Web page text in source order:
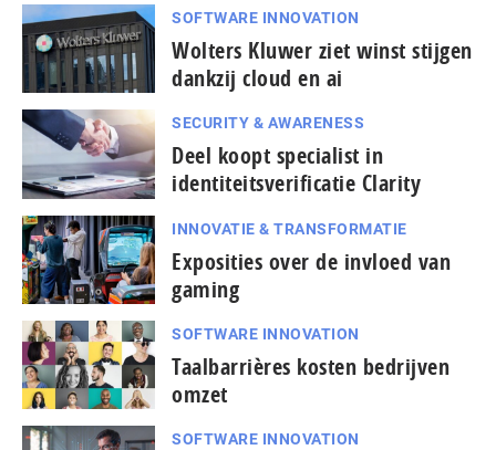
SOFTWARE INNOVATION
Wolters Kluwer ziet winst stijgen
dankzij cloud en ai
SECURITY & AWARENESS
Deel koopt specialist in
identiteitsverificatie Clarity
INNOVATIE & TRANSFORMATIE
Exposities over de invloed van
gaming
SOFTWARE INNOVATION
Taal­bar­ri­è­res kosten bedrijven
omzet
SOFTWARE INNOVATION